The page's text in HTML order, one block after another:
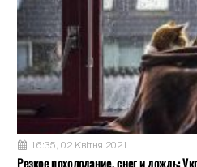
16:35, 02 Квітня 2021